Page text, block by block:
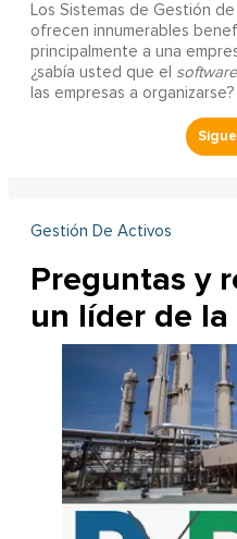
Los Sistemas de Gestión
ofrecen innumerables
principalmente a una
¿sabía usted que el software
las empresas a organizarse?
Gestión De Activos
Preguntas y
un líder de